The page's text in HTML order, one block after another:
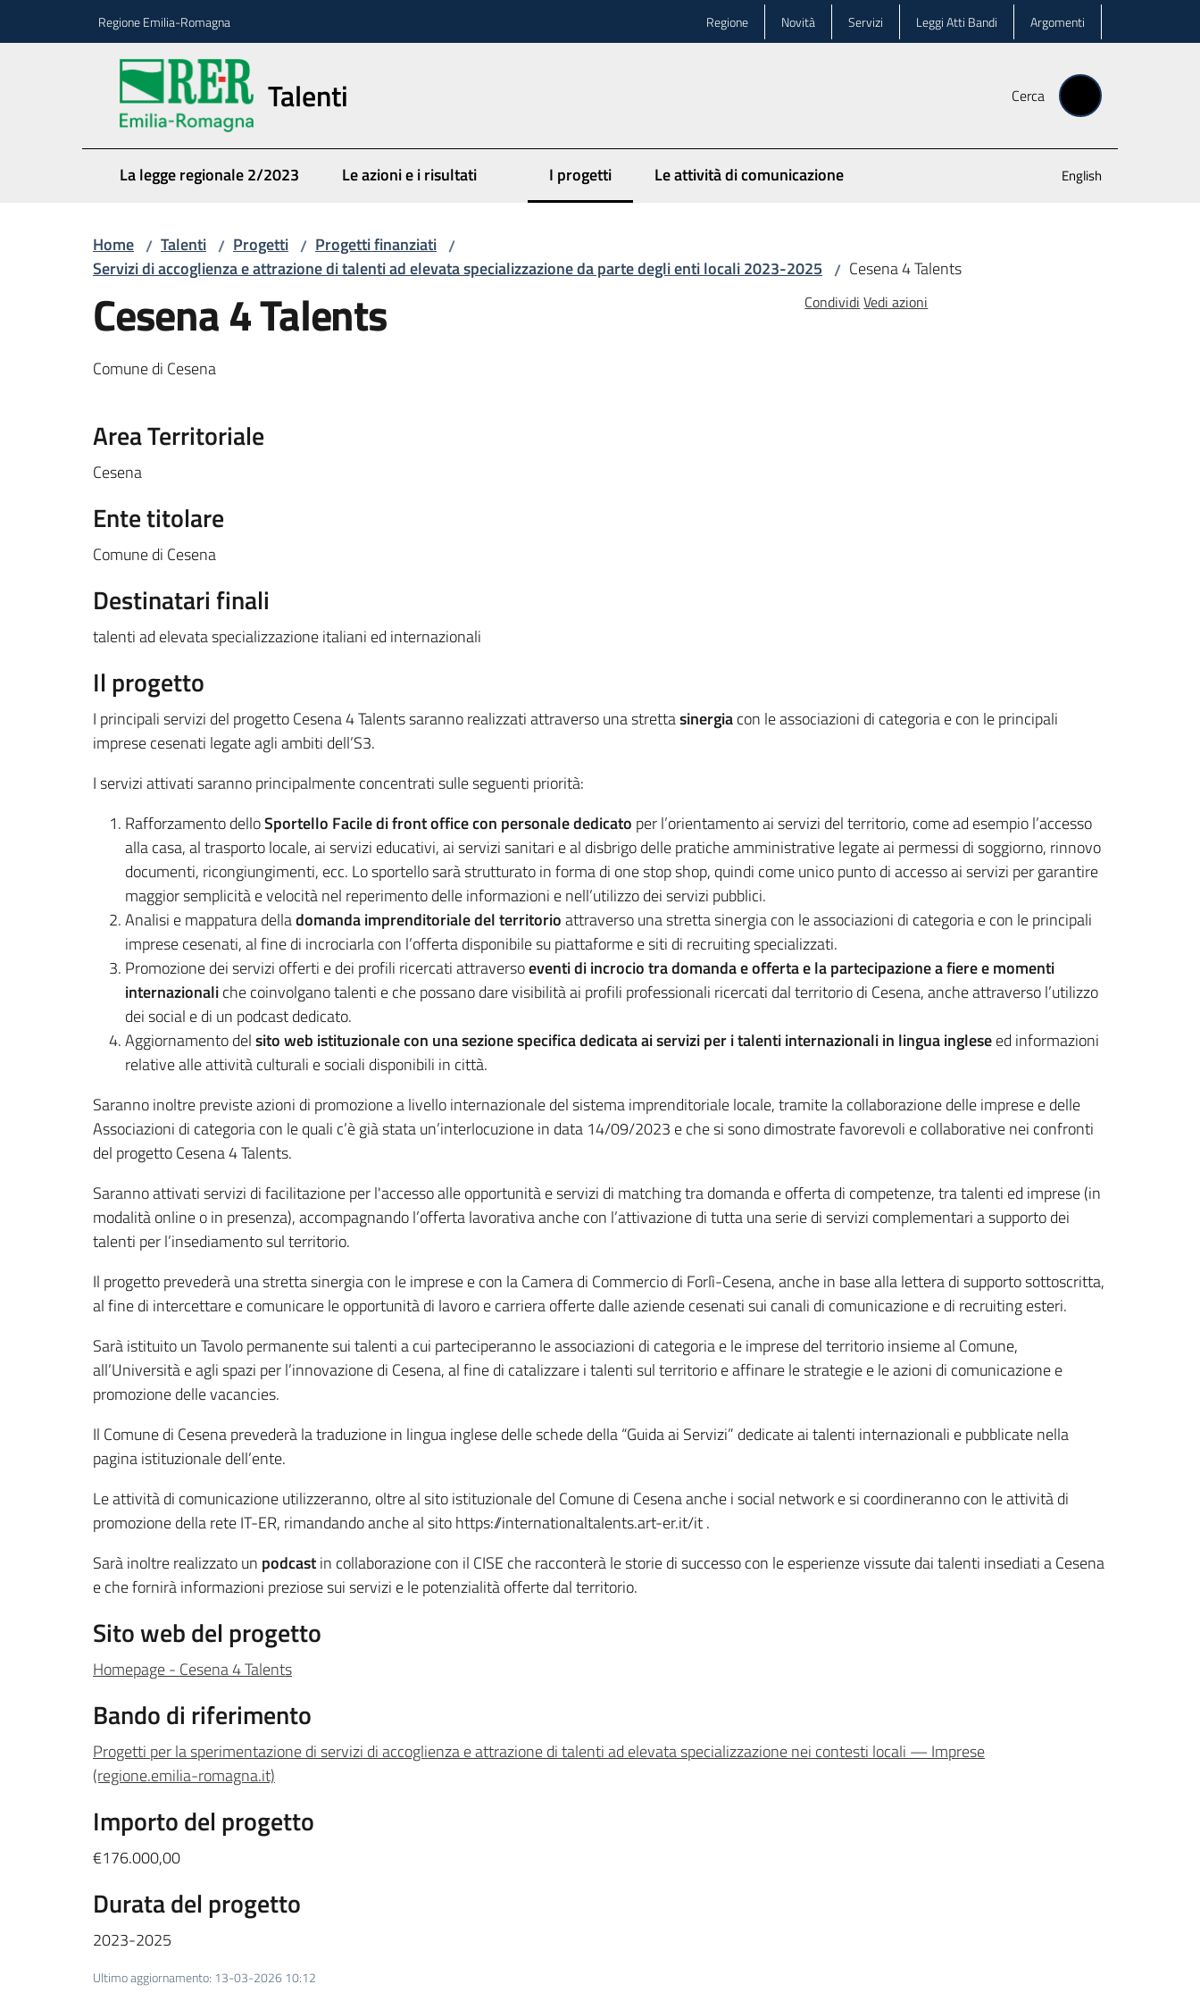
Regione Emilia-Romagna Regione Novità Servizi Leggi Atti Bandi Argomenti
Talenti Cerca
La legge regionale 2/2023 Le azioni e i risultati I progetti
Menu selezionatoLe attività di comunicazione English
Home / Talenti / Progetti / Progetti finanziati /
Servizi di accoglienza e attrazione di talenti ad elevata specializzazione da parte degli enti locali 2023-2025 / Cesena 4 Talents
Cesena 4 Talents
Comune di Cesena
Condividi Vedi azioni
Area Territoriale
Cesena
Ente titolare
Comune di Cesena
Destinatari finali
talenti ad elevata specializzazione italiani ed internazionali
Il progetto
I principali servizi del progetto Cesena 4 Talents saranno realizzati attraverso una strettasinergiacon le associazioni di categoria e con le principali
imprese cesenati legate agli ambiti dell’S3.
I servizi attivati saranno principalmente concentrati sulle seguenti priorità:
Rafforzamento delloSportello Facile di front office con personale dedicato per l’orientamento ai servizi del territorio, come ad esempio l’accesso
alla casa, al trasporto locale, ai servizi educativi, ai servizi sanitari e al disbrigo delle pratiche amministrative legate ai permessi di soggiorno, rinnovo
documenti, ricongiungimenti, ecc. Lo sportello sarà strutturato in forma di one stop shop, quindi come unico punto di accesso ai servizi per garantire
maggior semplicità e velocità nel reperimento delle informazioni e nell’utilizzo dei servizi pubblici.
Analisi e mappatura delladomanda imprenditoriale del territorioattraverso una stretta sinergia con le associazioni di categoria e con le principali
imprese cesenati, al fine di incrociarla con l’offerta disponibile su piattaforme e siti di recruiting specializzati.
Promozione dei servizi offerti e dei profili ricercati attraversoeventi di incrocio tra domanda e offerta e la partecipazione a fiere e momenti
internazionaliche coinvolgano talenti e che possano dare visibilità ai profili professionali ricercati dal territorio di Cesena, anche attraverso l’utilizzo
dei social e di un podcast dedicato.
Aggiornamento delsito web istituzionale con una sezione specifica dedicata ai servizi per i talenti internazionali in lingua ingleseed informazioni
relative alle attività culturali e sociali disponibili in città.
Saranno inoltre previste azioni di promozione a livello internazionale del sistema imprenditoriale locale, tramite la collaborazione delle imprese e delle
Associazioni di categoria con le quali c’è già stata un’interlocuzione in data 14/09/2023 e che si sono dimostrate favorevoli e collaborative nei confronti
del progetto Cesena 4 Talents.
Saranno attivati servizi di facilitazione per l'accesso alle opportunità e servizi di matching tra domanda e offerta di competenze, tra talenti ed imprese (in
modalità online o in presenza), accompagnando l’offerta lavorativa anche con l’attivazione di tutta una serie di servizi complementari a supporto dei
talenti per l’insediamento sul territorio.
Il progetto prevederà una stretta sinergia con le imprese e con la Camera di Commercio di Forlì-Cesena, anche in base alla lettera di supporto sottoscritta,
al fine di intercettare e comunicare le opportunità di lavoro e carriera offerte dalle aziende cesenati sui canali di comunicazione e di recruiting esteri.
Sarà istituito un Tavolo permanente sui talenti a cui parteciperanno le associazioni di categoria e le imprese del territorio insieme al Comune,
all’Università e agli spazi per l’innovazione di Cesena, al fine di catalizzare i talenti sul territorio e affinare le strategie e le azioni di comunicazione e
promozione delle vacancies.
Il Comune di Cesena prevederà la traduzione in lingua inglese delle schede della “Guida ai Servizi” dedicate ai talenti internazionali e pubblicate nella
pagina istituzionale dell’ente.
Le attività di comunicazione utilizzeranno, oltre al sito istituzionale del Comune di Cesena anche i social network e si coordineranno con le attività di
promozione della rete IT-ER, rimandando anche al sito https://internationaltalents.art-er.it/it .
Sarà inoltre realizzato un podcastin collaborazione con il CISE che racconterà le storie di successo con le esperienze vissute dai talenti insediati a Cesena
e che fornirà informazioni preziose sui servizi e le potenzialità offerte dal territorio.
Sito web del progetto
Homepage - Cesena 4 Talents
Bando di riferimento
Progetti per la sperimentazione di servizi di accoglienza e attrazione di talenti ad elevata specializzazione nei contesti locali — Imprese
(regione.emilia-romagna.it)
Importo del progetto
€176.000,00
Durata del progetto
2023-2025
Ultimo aggiornamento: 13-03-2026 10:12